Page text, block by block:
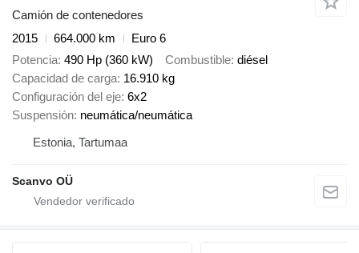
Camión de contenedores
2015
664.000 km
Euro 6
Potencia 490 Hp (360 kW) Combustible diésel
Capacidad de carga 16.910 kg
Configuración del eje 6x2
Suspensión neumática/neumática
Estonia, Tartumaa
Scanvo OÜ